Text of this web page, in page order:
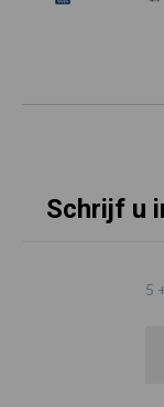
Schrijf u
5